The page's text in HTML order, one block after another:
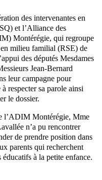
des intervenantes en
et l’Alliance des
Montérégie, qui regroupe
milieu familial (RSE) de
des députés Mesdames
Jean-Bernard
leur campagne pour
respecter sa parole ainsi
le dossier.
l’ADIM Montérégie, Mme
n’a pu rencontrer
de prendre position dans
parents qui recherchent
éducatifs à la petite enfance.